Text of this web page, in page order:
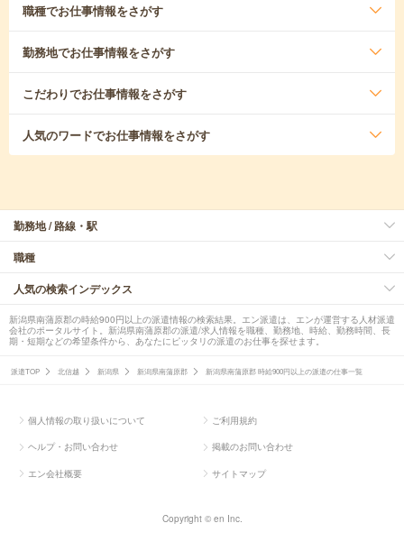
職種でお仕事情報をさがす
勤務地でお仕事情報をさがす
こだわりでお仕事情報をさがす
人気のワードでお仕事情報をさがす
勤務地 / 路線・駅
職種
人気の検索インデックス
新潟県南蒲原郡の時給900円以上の派遣情報の検索結果。エン派遣は、エンが運営する人材派遣
会社のポータルサイト。新潟県南蒲原郡の派遣/求人情報を職種、勤務地、時給、勤務時間、長
期・短期などの希望条件から、あなたにピッタリの派遣のお仕事を探せます。
派遣TOP 北信越 新潟県 新潟県南蒲原郡 新潟県南蒲原郡 時給900円以上の派遣の仕事一覧
個人情報の取り扱いについて ご利用規約
ヘルプ・お問い合わせ 掲載のお問い合わせ
エン会社概要 サイトマップ
Copyright © en Inc.